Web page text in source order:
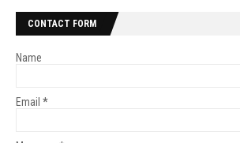
CONTACT FORM
Name
Email *